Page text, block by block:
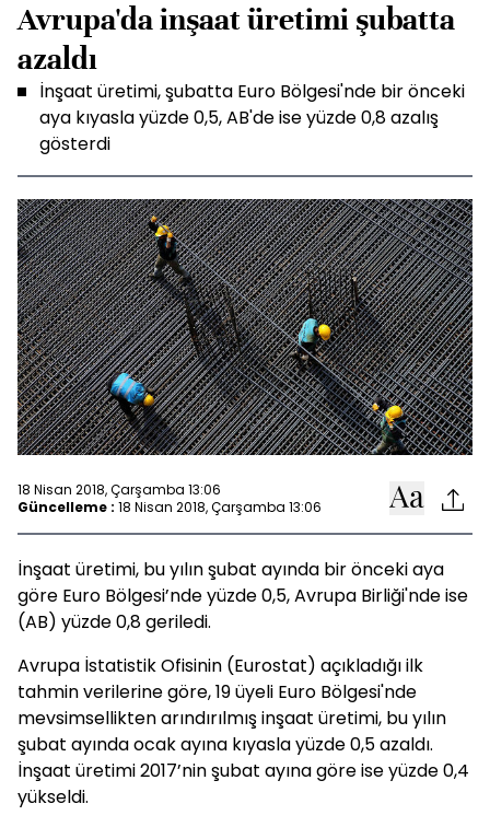
Avrupa'da inşaat üretimi şubatta
azaldı
İnşaat üretimi, şubatta Euro Bölgesi'nde bir önceki
aya kıyasla yüzde 0,5, AB'de ise yüzde 0,8 azalış
gösterdi
18 Nisan 2018, Çarşamba 13:06
Güncelleme : 18 Nisan 2018, Çarşamba 13:06
İnşaat üretimi, bu yılın şubat ayında bir önceki aya
göre Euro Bölgesi’nde yüzde 0,5, Avrupa Birliği'nde ise
(AB) yüzde 0,8 geriledi.
Avrupa İstatistik Ofisinin (Eurostat) açıkladığı ilk
tahmin verilerine göre, 19 üyeli Euro Bölgesi'nde
mevsimsellikten arındırılmış inşaat üretimi, bu yılın
şubat ayında ocak ayına kıyasla yüzde 0,5 azaldı.
İnşaat üretimi 2017’nin şubat ayına göre ise yüzde 0,4
yükseldi.